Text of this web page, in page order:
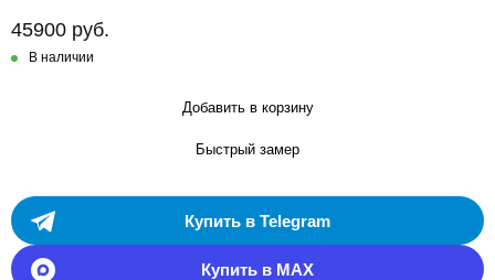
45900 руб.
В наличии
Добавить в корзину
Быстрый замер
Купить в Telegram
Купить в MAX